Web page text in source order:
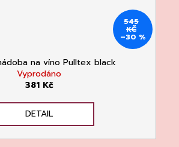
545
KČ
–30 %
na víno Pulltex black
Vyprodáno
381 Kč
DETAIL